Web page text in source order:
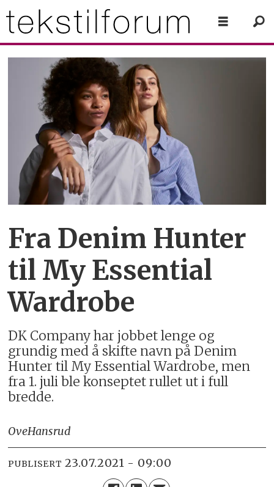
Fra Denim Hunter
til My Essential
Wardrobe
DK Company har jobbet lenge og
grundig med å skifte navn på Denim
Hunter til My Essential Wardrobe, men
fra 1. juli ble konseptet rullet ut i full
bredde.
OveHansrud
PUBLISERT 23.07.2021 - 09:00